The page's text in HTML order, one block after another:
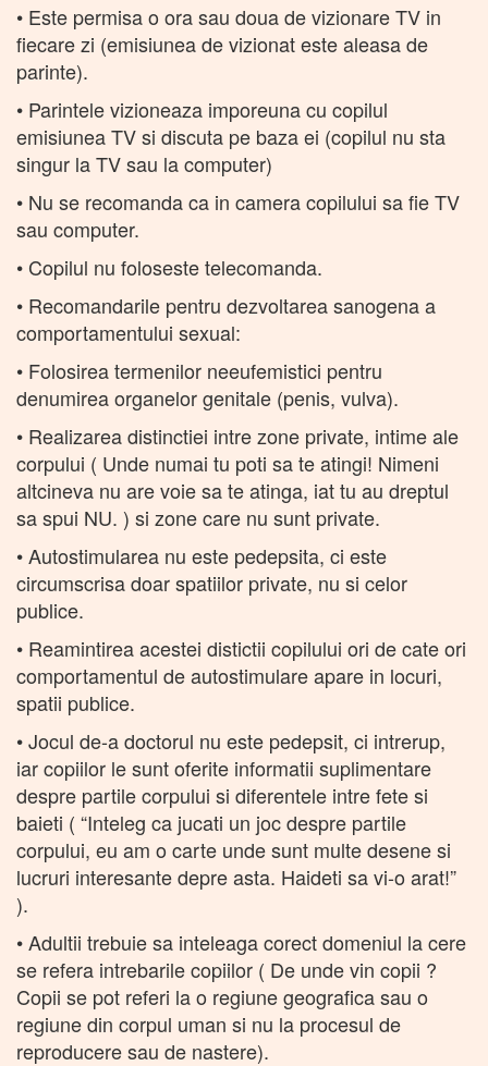
• Este permisa o ora sau doua de vizionare TV in
fiecare zi (emisiunea de vizionat este aleasa de
parinte).
• Parintele vizioneaza imporeuna cu copilul
emisiunea TV si discuta pe baza ei (copilul nu sta
singur la TV sau la computer)
• Nu se recomanda ca in camera copilului sa fie TV
sau computer.
• Copilul nu foloseste telecomanda.
• Recomandarile pentru dezvoltarea sanogena a
comportamentului sexual:
• Folosirea termenilor neeufemistici pentru
denumirea organelor genitale (penis, vulva).
• Realizarea distinctiei intre zone private, intime ale
corpului ( Unde numai tu poti sa te atingi! Nimeni
altcineva nu are voie sa te atinga, iat tu au dreptul
sa spui NU. ) si zone care nu sunt private.
• Autostimularea nu este pedepsita, ci este
circumscrisa doar spatiilor private, nu si celor
publice.
• Reamintirea acestei distictii copilului ori de cate ori
comportamentul de autostimulare apare in locuri,
spatii publice.
• Jocul de-a doctorul nu este pedepsit, ci intrerup,
iar copiilor le sunt oferite informatii suplimentare
despre partile corpului si diferentele intre fete si
baieti ( “Inteleg ca jucati un joc despre partile
corpului, eu am o carte unde sunt multe desene si
lucruri interesante depre asta. Haideti sa vi-o arat!”
).
• Adultii trebuie sa inteleaga corect domeniul la cere
se refera intrebarile copiilor ( De unde vin copii ?
Copii se pot referi la o regiune geografica sau o
regiune din corpul uman si nu la procesul de
reproducere sau de nastere).